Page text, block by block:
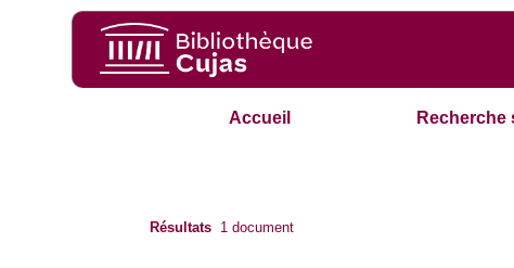
Accueil Recherche
Résultats 1 document